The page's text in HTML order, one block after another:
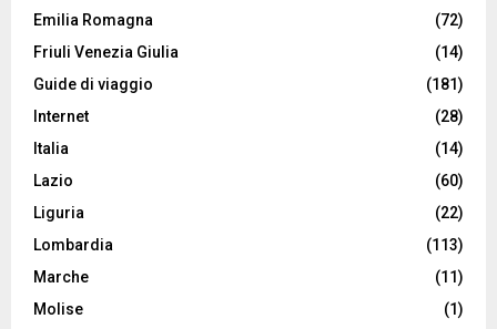
Emilia Romagna
(72)
Friuli Venezia Giulia
(14)
Guide di viaggio
(181)
Internet
(28)
Italia
(14)
Lazio
(60)
Liguria
(22)
Lombardia
(113)
Marche
(11)
Molise
(1)